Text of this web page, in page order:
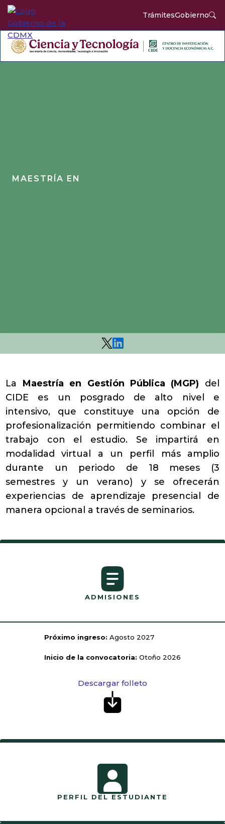
TrámitesGobierno
MAESTRÍA EN
La Maestría en Gestión Pública (MGP) del
CIDE es un posgrado de alto nivel e
intensivo, que constituye una opción de
profesionalización permitiendo combinar el
trabajo con el estudio. Se impartirá en
modalidad virtual a un perfil más amplio
durante un periodo de 18 meses (3
semestres y un verano) y se ofrecerán
experiencias de aprendizaje presencial de
manera opcional a través de seminarios.
ADMISIONES
Próximo ingreso: Agosto 2027
Inicio de la convocatoria: Otoño 2026
Descargar folleto
PERFIL DEL ESTUDIANTE